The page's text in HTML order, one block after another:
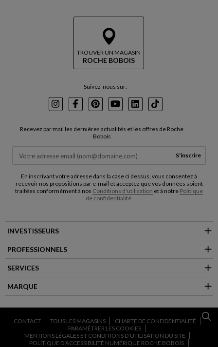
TROUVER UN MAGASIN
ROCHE BOBOIS
Suivez-nous sur:
InstagramFacebookPinterest
YoutubeLinkedInTikTok
Recevez par mail les dernières actualités et les offres de Roche
Bobois
S'inscrire
En inscrivant votre adresse dans la case ci dessus, vous consentez à
recevoir nos propositions par e-mail et acceptez que vos données soient
traitées conformément à nos Conditions d'utilisation et à notre Politique
de confidentialité.
INVESTISSEURS
PROFESSIONNELS
SERVICES
MARQUE
CONTACT TOUS LES MAGASINS
CHARTE DE CONFIDENTIALITÉ
PARAMÉTRER LES COOKIES
MENTIONS LÉGALES ET CONDITIONS D’UTILISATION DU SITE
POLITIQUE D’ACCESSIBILITÉ NUMÉRIQUE ROCHE BOBOIS